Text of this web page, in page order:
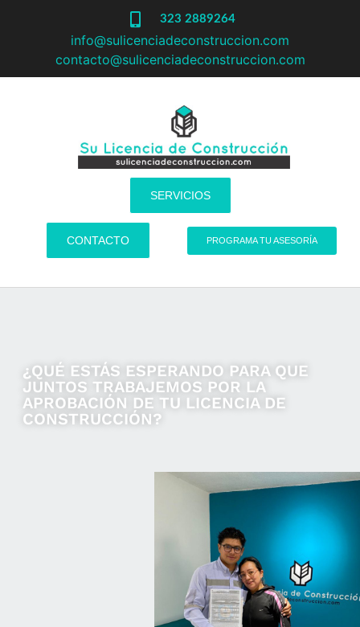
323 2889264
info@sulicenciadeconstruccion.com
contacto@sulicenciadeconstruccion.com
SERVICIOS
CONTACTO PROGRAMA TU ASESORÍA
¿QUÉ ESTÁS ESPERANDO PARA QUE
JUNTOS TRABAJEMOS POR LA
APROBACIÓN DE TU LICENCIA DE
CONSTRUCCIÓN?